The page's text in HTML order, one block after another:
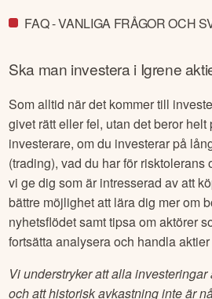
FAQ - VANLIGA FRÅGOR OCH
Ska man investera i Igrene
Som alltid när det kommer till
givet rätt eller fel, utan det beror
investerare, om du investerar på
(trading), vad du har för risktolerans
vi ge dig som är intresserad av att
bättre möjlighet att lära dig mer om
nyhetsflödet samt tipsa om aktörer
fortsätta analysera och handla aktier
Vi understryker att alla
och att historisk avkastning inte är